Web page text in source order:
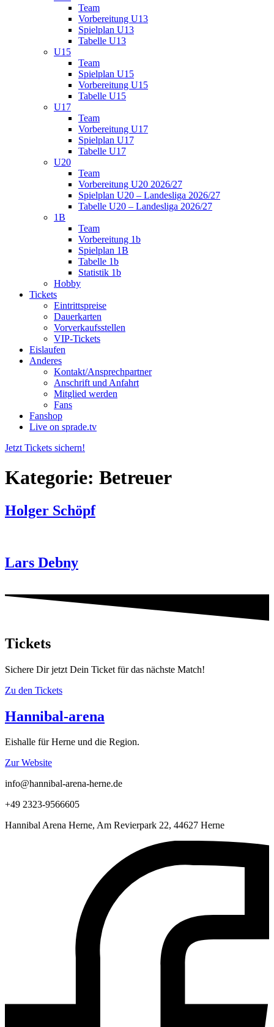
Team
Vorbereitung U13
Spielplan U13
Tabelle U13
U15
Team
Spielplan U15
Vorbereitung U15
Tabelle U15
U17
Team
Vorbereitung U17
Spielplan U17
Tabelle U17
U20
Team
Vorbereitung U20 2026/27
Spielplan U20 – Landesliga 2026/27
Tabelle U20 – Landesliga 2026/27
1B
Team
Vorbereitung 1b
Spielplan 1B
Tabelle 1b
Statistik 1b
Hobby
Tickets
Eintrittspreise
Dauerkarten
Vorverkaufsstellen
VIP-Tickets
Eislaufen
Anderes
Kontakt/Ansprechpartner
Anschrift und Anfahrt
Mitglied werden
Fans
Fanshop
Live on sprade.tv
Jetzt Tickets sichern!
Kategorie: Betreuer
Holger Schöpf
Lars Debny
Tickets
Sichere Dir jetzt Dein Ticket für das nächste Match!
Zu den Tickets
Hannibal-arena
Eishalle für Herne und die Region.
Zur Website
info@hannibal-arena-herne.de
+49 2323-9566605
Hannibal Arena Herne, Am Revierpark 22, 44627 Herne